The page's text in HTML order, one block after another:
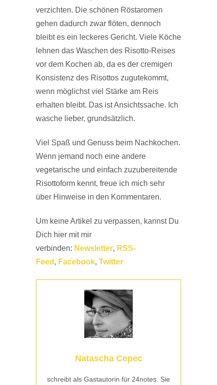
verzichten. Die schönen Röstaromen
gehen dadurch zwar flöten, dennoch
bleibt es ein leckeres Gericht. Viele Köche
lehnen das Waschen des Risotto-Reises
vor dem Kochen ab, da es der cremigen
Konsistenz des Risottos zugutekommt,
wenn möglichst viel Stärke am Reis
erhalten bleibt. Das ist Ansichtssache. Ich
wasche lieber, grundsätzlich.
Viel Spaß und Genuss beim Nachkochen.
Wenn jemand noch eine andere
vegetarische und einfach zuzubereitende
Risottoform kennt, freue ich mich sehr
über Hinweise in den Kommentaren.
Um keine Artikel zu verpassen, kannst Du
Dich hier mit mir
verbinden: Newsletter, RSS-
Feed , Facebook, Twitter
Natascha Cepec
schreibt als Gastautorin für 24notes. Sie